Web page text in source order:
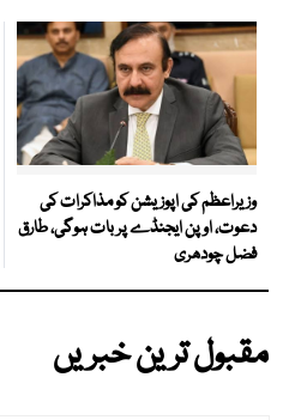
وزیراعظم کی اپوزیشن کو مذاکرات کی
دعوت، اوپن ایجنڈے پر بات ہوگی، طارق
فضل چودھری
مقبول ترین خبریں